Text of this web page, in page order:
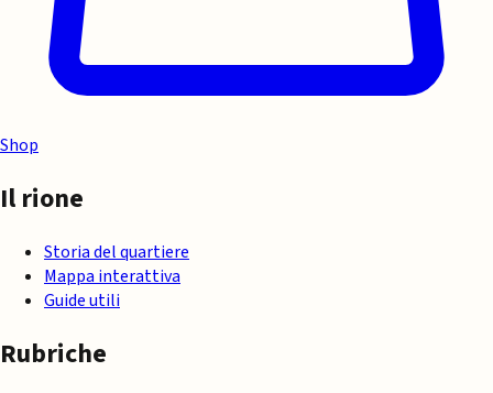
Shop
Il rione
Storia del quartiere
Mappa interattiva
Guide utili
Rubriche